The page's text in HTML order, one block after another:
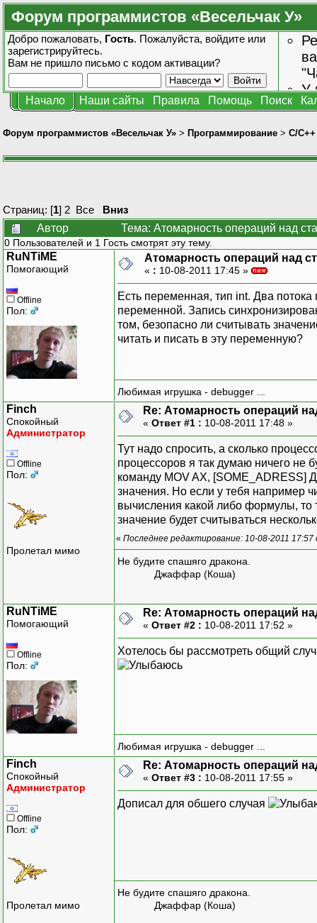
Форум программистов «Весельчак У»
Добро пожаловать, Гость. Пожалуйста, войдите или
зарегистрируйтесь.
Вам не пришло письмо с кодом активации?
У
Начало Наши сайты Правила Помощь Поиск
Форум программистов «Весельчак У» > Программирование > C/C++
Страниц: [1] 2 Все
Вниз
Автор
Тема: Атомарность операций над
0 Пользователей и 1 Гость смотрят эту тему.
RuNTiME
Помогающий
Offline
Пол:
Атомарность операций над
« : 10-08-2011 17:45 »
Есть переменная, тип int. Два
переменной. Запись
том, безопасно ли считывать
читать и писать в эту переменную?
Любимая игрушка - debugger ...
Finch
Спокойный
Администратор
Offline
Пол:
Пролетал мимо
Re: Атомарность операций
« Ответ #1 : 10-08-2011 17:48 »
Тут надо спросить, а сколько
процессоров я так думаю ничего не
команду MOV AX, [SOME_ADRESS]
значения. Но если у тебя например
вычисления какой либо формулы, то
значение будет считываться
« Последнее редактирование: 10-08-2011 17:57
Не будите спашяго дракона.
Джаффар (Коша)
RuNTiME
Помогающий
Offline
Пол:
Re: Атомарность операций
« Ответ #2 : 10-08-2011 17:52 »
Хотелось бы рассмотреть общий
Любимая игрушка - debugger ...
Finch
Спокойный
Администратор
Offline
Пол:
Пролетал мимо
Re: Атомарность операций
« Ответ #3 : 10-08-2011 17:55 »
Дописал для обшего случая
Не будите спашяго дракона.
Джаффар (Коша)